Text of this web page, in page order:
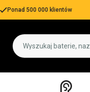
Ponad 500 000 klientów